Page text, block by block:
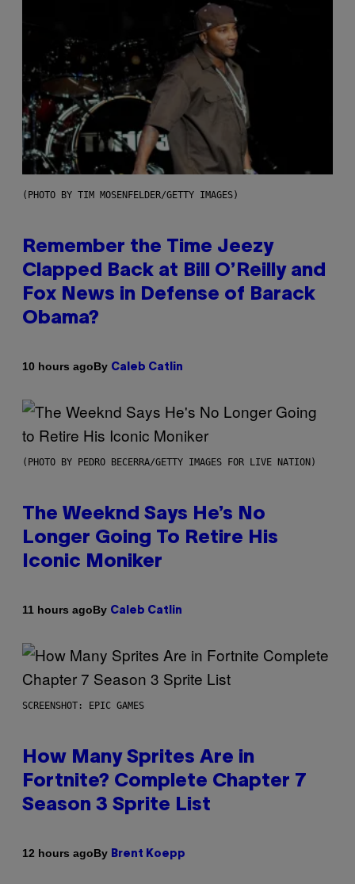
(PHOTO BY TIM MOSENFELDER/GETTY IMAGES)
Remember the Time Jeezy
Clapped Back at Bill O’Reilly and
Fox News in Defense of Barack
Obama?
10 hours agoBy Caleb Catlin
(PHOTO BY PEDRO BECERRA/GETTY IMAGES FOR LIVE NATION)
The Weeknd Says He’s No
Longer Going To Retire His
Iconic Moniker
11 hours agoBy Caleb Catlin
SCREENSHOT: EPIC GAMES
How Many Sprites Are in
Fortnite? Complete Chapter 7
Season 3 Sprite List
12 hours agoBy Brent Koepp